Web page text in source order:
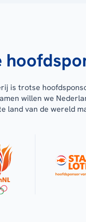
is trotse
willen we
land van de wereld